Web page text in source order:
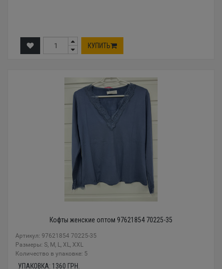
КУПИТЬ
Кофты женские оптом 97621854 70225-35
Артикул: 97621854 70225-35
Размеры: S, M, L, XL, XXL
Количество в упаковке: 5
УПАКОВКА: 1360 ГРН.